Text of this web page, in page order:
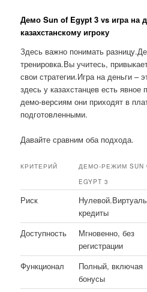
Демо Sun of Egypt 3 vs игра на
казахстанскому игроку
Здесь важно понимать
тренировка.Вы учитесь,
свои стратегии.Игра на деньги –
здесь у казахстанцев есть
демо-версиям они приходят в
подготовленными.
Давайте сравним оба подхода.
КРИТЕРИЙ
ДЕМО-РЕЖИМ SUN
EGYPT 3
Риск
кредиты
Доступность
Мгновенно, без
регистрации
Функционал
Полный, включая
бонусы